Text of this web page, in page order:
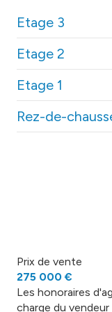
Etage 3
chambre
terrasse
Etage 2
chambre
Etage 1
salle de bain
Rez-de-
Prix de vente
275 000 €
Les honoraires
charge du vendeur